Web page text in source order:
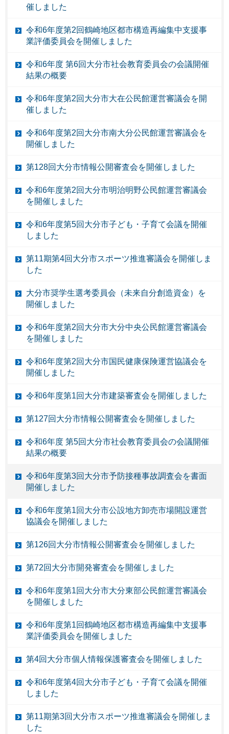
催しました
令和6年度第2回鶴崎地区都市構造再編集中支援事
業評価委員会を開催しました
令和6年度 第6回大分市社会教育委員会の会議開催
結果の概要
令和6年度第2回大分市大在公民館運営審議会を開
催しました
令和6年度第2回大分市南大分公民館運営審議会を
開催しました
第128回大分市情報公開審査会を開催しました
令和6年度第2回大分市明治明野公民館運営審議会
を開催しました
令和6年度第5回大分市子ども・子育て会議を開催
しました
第11期第4回大分市スポーツ推進審議会を開催しま
した
大分市奨学生選考委員会（未来自分創造資金）を
開催しました
令和6年度第2回大分市大分中央公民館運営審議会
を開催しました
令和6年度第2回大分市国民健康保険運営協議会を
開催しました
令和6年度第1回大分市建築審査会を開催しました
第127回大分市情報公開審査会を開催しました
令和6年度 第5回大分市社会教育委員会の会議開催
結果の概要
令和6年度第3回大分市予防接種事故調査会を書面
開催しました
令和6年度第1回大分市公設地方卸売市場開設運営
協議会を開催しました
第126回大分市情報公開審査会を開催しました
第72回大分市開発審査会を開催しました
令和6年度第1回大分市大分東部公民館運営審議会
を開催しました
令和6年度第1回鶴崎地区都市構造再編集中支援事
業評価委員会を開催しました
第4回大分市個人情報保護審査会を開催しました
令和6年度第4回大分市子ども・子育て会議を開催
しました
第11期第3回大分市スポーツ推進審議会を開催しま
した